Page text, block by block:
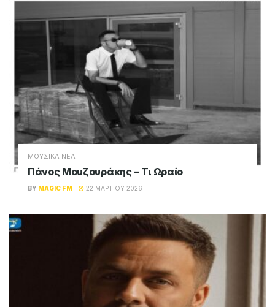
ΜΟΥΣΙΚΑ ΝΕΑ
Πάνος Μουζουράκης – Τι Ωραίο
BY MAGIC FM 22 ΜΑΡΤΊΟΥ 2026